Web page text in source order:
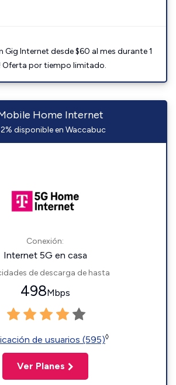
Gig Internet desde $60 al mes durante 1
Oferta por tiempo limitado.
Home Internet
disponible en Waccabuc
Conexión:
Internet 5G en casa
de descarga de hasta
498Mbps
de usuarios (595)◊
Ver Planes